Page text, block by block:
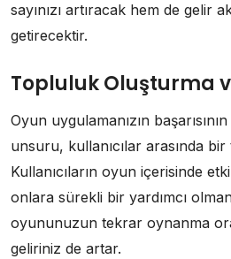
sayınızı artıracak hem de gelir
getirecektir.
Topluluk Oluşturma
Oyun uygulamanızın
unsuru, kullanıcılar arasında
Kullanıcıların oyun içerisinde
onlara sürekli bir yardımcı
oyununuzun tekrar oynanma
geliriniz de artar.